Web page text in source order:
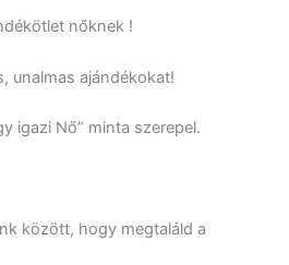
nőknek !
unalmas ajándékokat!
igazi Nő” minta szerepel.
között, hogy megtaláld a